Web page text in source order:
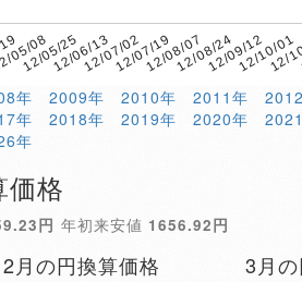
05/08
12/05/2512/06/1312/07/0212/07/1912/08/0712/08/2412/09/1212/10/01
12/
年 2009年 2010年 2011年
年 2018年 2019年 2020年
年
格
円 年初来安値 1656.92円
2月の円換算価格 3月